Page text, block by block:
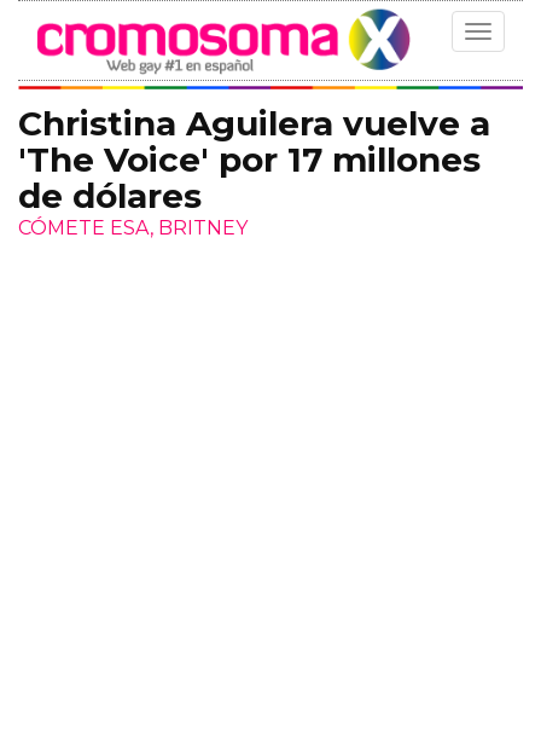
Toggle
Christina Aguilera vuelve a
'The Voice' por 17 millones
de dólares
CÓMETE ESA, BRITNEY